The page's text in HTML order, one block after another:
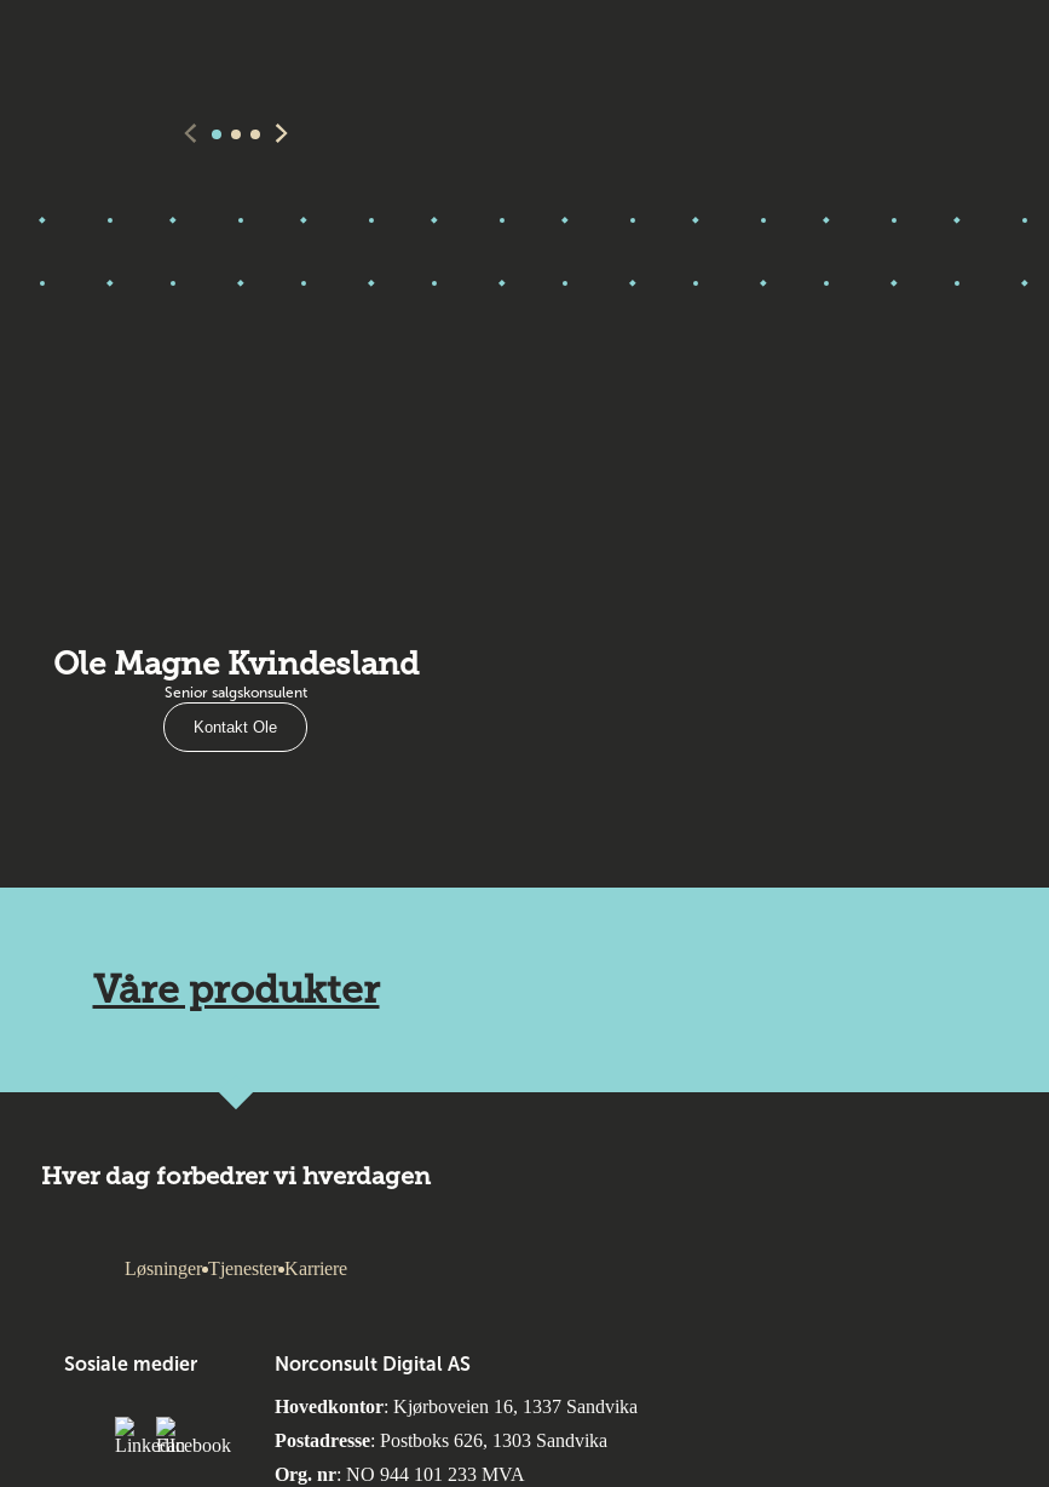
Ole Magne Kvindesland
Senior salgskonsulent
Kontakt Ole
Våre produkter
Hver dag forbedrer vi hverdagen
Løsninger Tjenester Karriere
Sosiale medier Norconsult Digital AS
Hovedkontor: Kjørboveien 16, 1337 Sandvika
Postadresse: Postboks 626, 1303 Sandvika
Org. nr: NO 944 101 233 MVA